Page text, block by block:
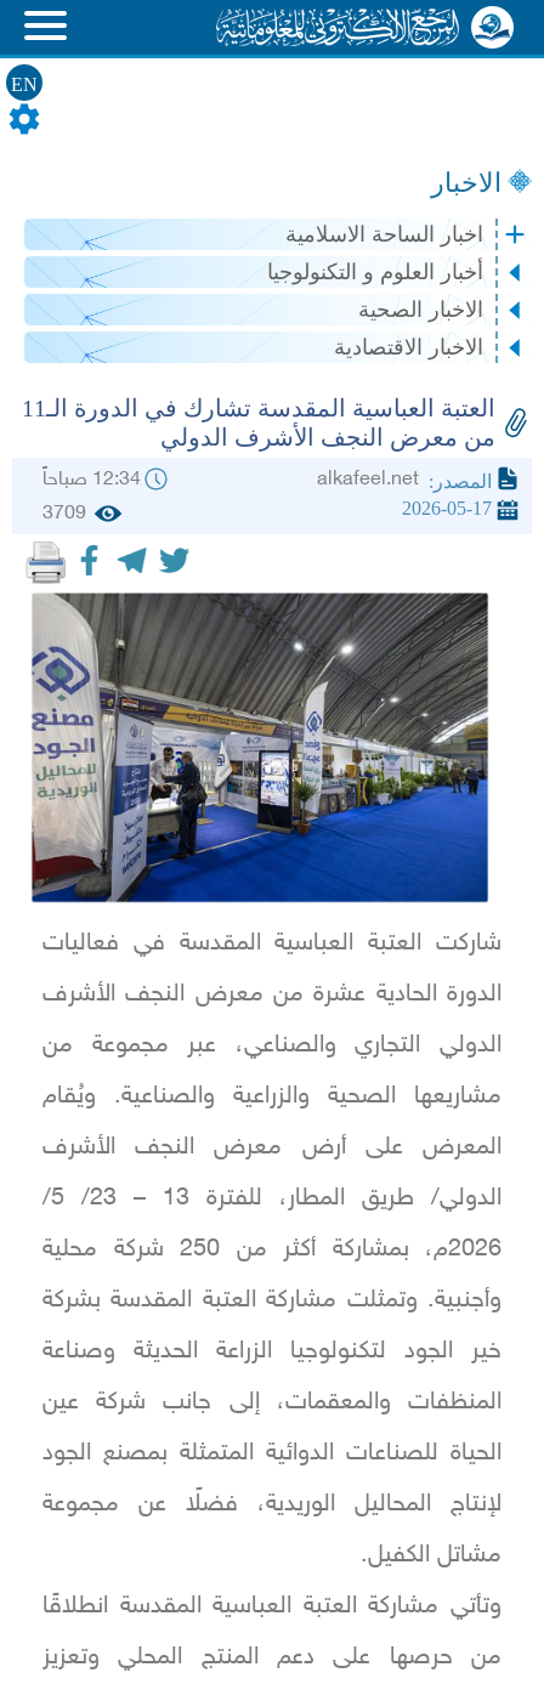
EN
الاخبار
اخبار الساحة الاسلامية
أخبار العلوم و التكنولوجيا
الاخبار الصحية
الاخبار الاقتصادية
العتبة العباسية المقدسة تشارك في الدورة الـ11
من معرض النجف الأشرف الدولي
المصدر: 12:34 صباحاً
2026-05-17
3709
شاركت العتبة العباسية المقدسة في فعاليات
الدورة الحادية عشرة من معرض النجف الأشرف
الدولي التجاري والصناعي، عبر مجموعة من
مشاريعها الصحية والزراعية والصناعية. ويُقام
المعرض على أرض معرض النجف الأشرف
الدولي/ طريق المطار، للفترة 13 – 23/ 5/
2026م، بمشاركة أكثر من 250 شركة محلية
وأجنبية. وتمثلت مشاركة العتبة المقدسة بشركة
خير الجود لتكنولوجيا الزراعة الحديثة وصناعة
المنظفات والمعقمات، إلى جانب شركة عين
الحياة للصناعات الدوائية المتمثلة بمصنع الجود
لإنتاج المحاليل الوريدية، فضلًا عن مجموعة
مشاتل الكفيل.
وتأتي مشاركة العتبة العباسية المقدسة انطلاقًا
من حرصها على دعم المنتج المحلي وتعزيز